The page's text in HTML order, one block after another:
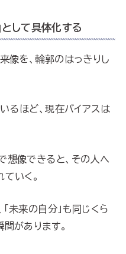
して具体化する
像を、輪郭のはっきりし
るほど、現在バイアスは
想像できると、その人へ
いく。
未来の自分」も同じくら
があります。